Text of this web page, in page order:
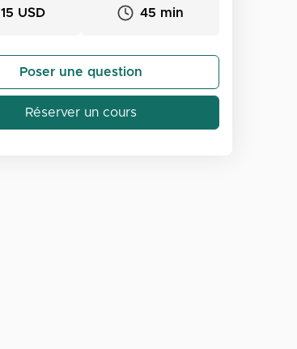
15 USD 45 min
Poser une question
Réserver un cours